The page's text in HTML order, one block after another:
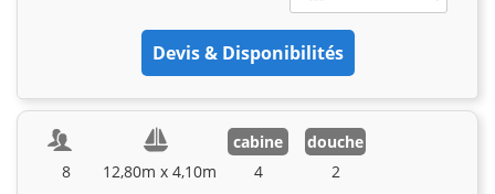
8 12,80m x 4,10m
cabine
4
douche
2